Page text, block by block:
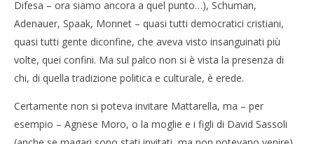
Difesa – ora siamo ancora a quel punto…), Schuman,
Adenauer, Spaak, Monnet – quasi tutti democratici cristiani,
quasi tutti gente diconfine, che aveva visto insanguinati più
volte, quei confini. Ma sul palco non si è vista la presenza di
chi, di quella tradizione politica e culturale, è erede.
Certamente non si poteva invitare Mattarella, ma – per
esempio – Agnese Moro, o la moglie e i figli di David Sassoli